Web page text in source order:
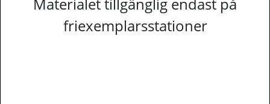
friexemplarsstationer